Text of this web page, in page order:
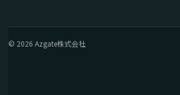
© 2026 Azgate株式会社